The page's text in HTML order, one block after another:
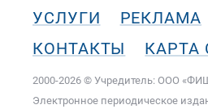
УСЛУГИ
РЕКЛАМА
КОНТАКТЫ
КАРТА
2000-2026 © Учредитель: ООО
Электронное периодическое